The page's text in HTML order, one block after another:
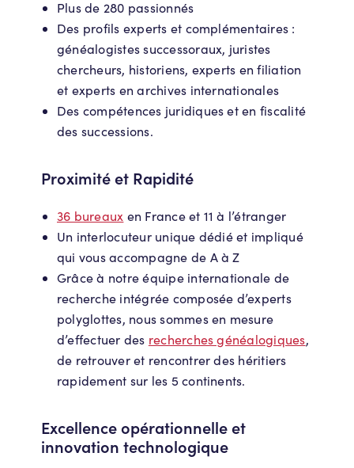
Plus de 280 passionnés
Des profils experts et complémentaires :
généalogistes successoraux, juristes
chercheurs, historiens, experts en filiation
et experts en archives internationales
Des compétences juridiques et en fiscalité
des successions.
Proximité et Rapidité
36 bureaux en France et 11 à l’étranger
Un interlocuteur unique dédié et impliqué
qui vous accompagne de A à Z
Grâce à notre équipe internationale de
recherche intégrée composée d’experts
polyglottes, nous sommes en mesure
d’effectuer des recherches généalogiques,
de retrouver et rencontrer des héritiers
rapidement sur les 5 continents.
Excellence opérationnelle et
innovation technologique